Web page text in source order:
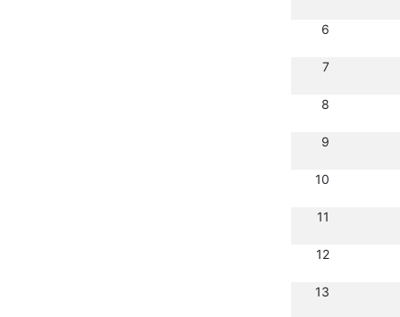
6
7
8
9
10
11
12
13